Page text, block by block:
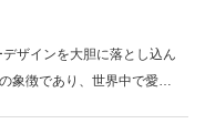
ザインを大胆に落とし込ん
象徴であり、世界中で愛…